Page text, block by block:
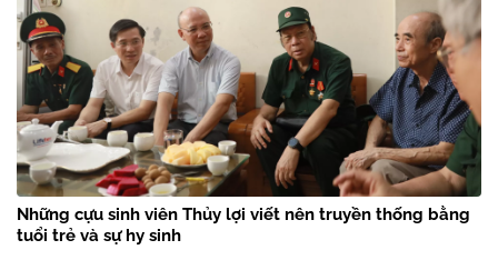
Những cựu sinh viên Thủy lợi viết nên truyền thống bằng
tuổi trẻ và sự hy sinh